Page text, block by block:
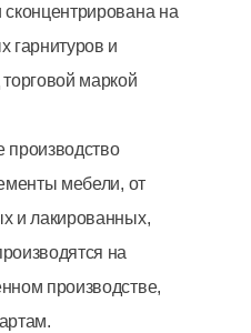
на
гарнитуров и
маркой
производство
мебели, от
и лакированных,
на
производстве,